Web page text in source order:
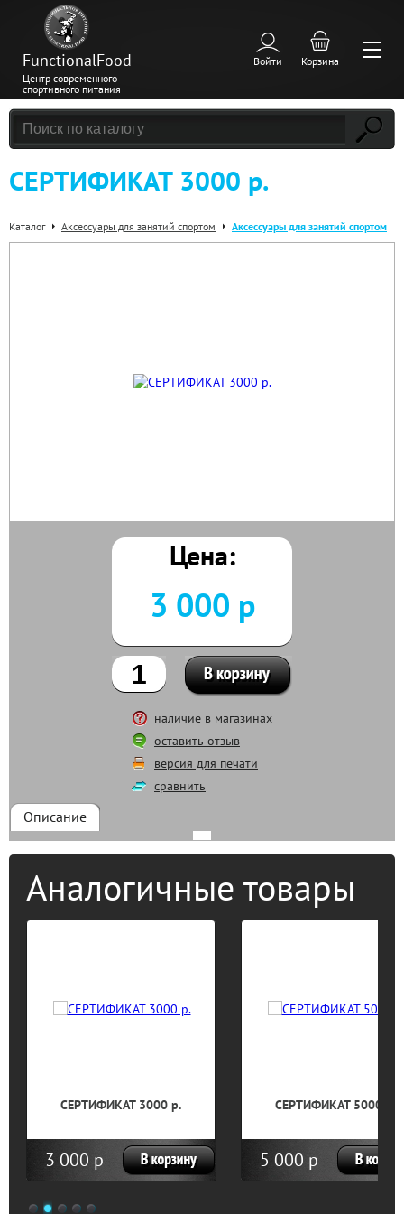
FunctionalFood
Центр современного
спортивного питания
Войти Корзина
СЕРТИФИКАТ 3000 р.
Каталог Аксессуары для занятий спортом Аксессуары для занятий спортом
Цена:
3 000 р
наличие в магазинах
оставить отзыв
версия для печати
сравнить
Описание
Аналогичные товары
СЕРТИФИКАТ 3000 р.
3 000 р
СЕРТИФИКАТ 5000 р.
5 000 р
1 2 3 4